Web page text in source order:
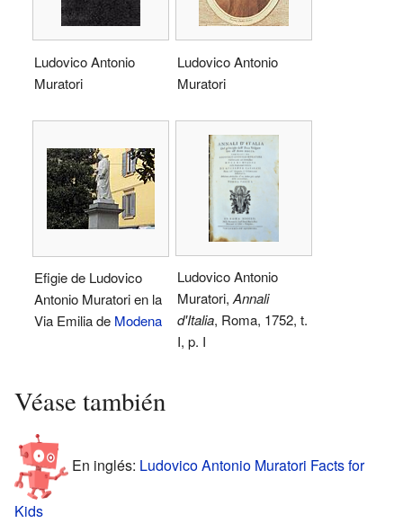
Ludovico Antonio
Muratori
Ludovico Antonio
Muratori
Efigie de Ludovico
Antonio Muratori en la
Via Emilia de Modena
Ludovico Antonio
Muratori,Annali
d'Italia, Roma, 1752, t.
I, p. I
Véase también
En inglés: Ludovico Antonio Muratori Facts for
Kids